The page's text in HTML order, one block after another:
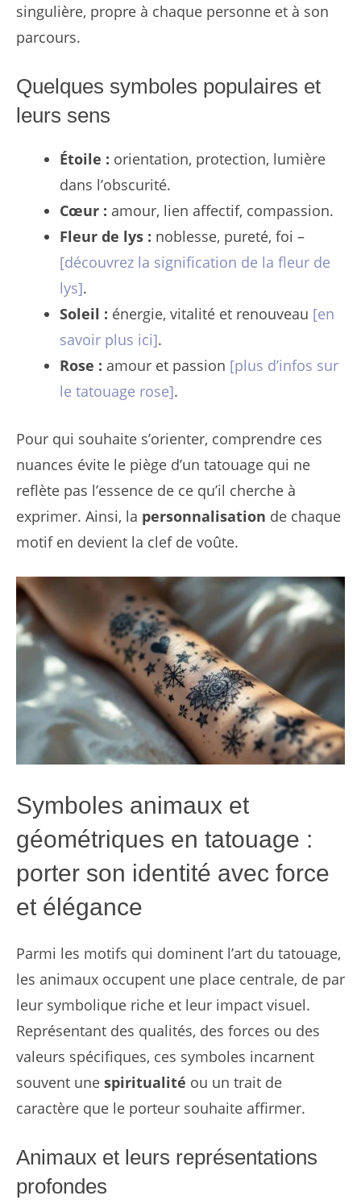
singulière, propre à chaque personne et à son
parcours.
Quelques symboles populaires et
leurs sens
Étoile : orientation, protection, lumière
dans l’obscurité.
Cœur : amour, lien affectif, compassion.
Fleur de lys : noblesse, pureté, foi –
[découvrez la signification de la fleur de
lys].
Soleil : énergie, vitalité et renouveau [en
savoir plus ici].
Rose : amour et passion [plus d’infos sur
le tatouage rose].
Pour qui souhaite s’orienter, comprendre ces
nuances évite le piège d’un tatouage qui ne
reflète pas l’essence de ce qu’il cherche à
exprimer. Ainsi, la personnalisation de chaque
motif en devient la clef de voûte.
Symboles animaux et
géométriques en tatouage :
porter son identité avec force
et élégance
Parmi les motifs qui dominent l’art du tatouage,
les animaux occupent une place centrale, de par
leur symbolique riche et leur impact visuel.
Représentant des qualités, des forces ou des
valeurs spécifiques, ces symboles incarnent
souvent une spiritualité ou un trait de
caractère que le porteur souhaite affirmer.
Animaux et leurs représentations
profondes